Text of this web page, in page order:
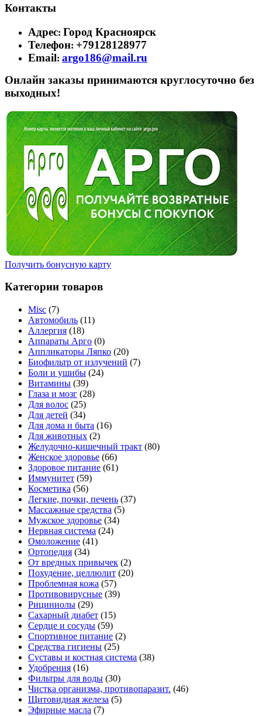
Контакты
Адрес: Город Красноярск
Телефон: +79128128977
Email: argo186@mail.ru
Онлайн заказы принимаются круглосуточно без
выходных!
Получить бонусную карту
Категории товаров
Misc (7)
Автомобиль (11)
Аллергия (18)
Аппараты Арго (0)
Аппликаторы Ляпко (20)
Биофильтр от излучений (7)
Боли и ушибы (24)
Витамины (39)
Глаза и мозг (28)
Для волос (25)
Для детей (34)
Для дома и быта (16)
Для животных (2)
Желудочно-кишечный тракт (80)
Женское здоровье (66)
Здоровое питание (61)
Иммунитет (59)
Косметика (56)
Легкие, почки, печень (37)
Массажные средства (5)
Мужское здоровье (34)
Нервная система (24)
Омоложение (41)
Ортопедия (34)
От вредных привычек (2)
Похудение, целлюлит (20)
Проблемная кожа (57)
Противовирусные (39)
Рициниолы (29)
Сахарный диабет (15)
Сердце и сосуды (59)
Спортивное питание (2)
Средства гигиены (25)
Суставы и костная система (38)
Удобрения (16)
Фильтры для воды (30)
Чистка организма, противопаразит. (46)
Щитовидная железа (5)
Эфирные масла (7)